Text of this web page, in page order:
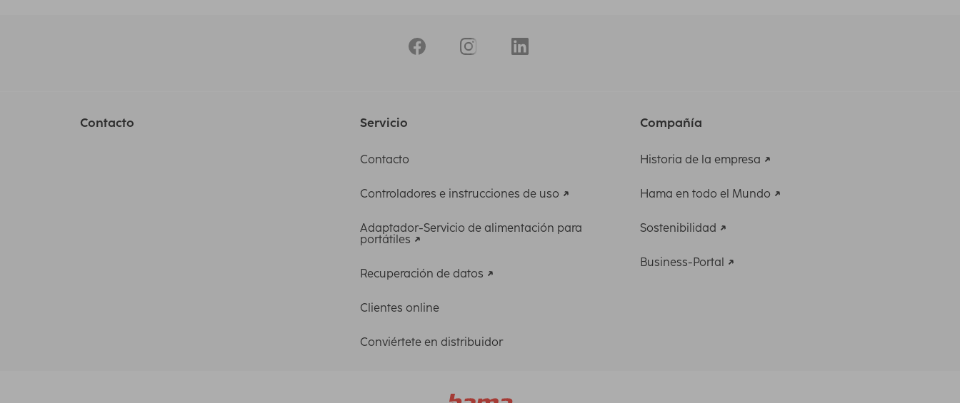
Contacto Servicio
Contacto
Controladores e instrucciones de uso
Adaptador-Servicio de alimentación para
portátiles
Recuperación de datos
Clientes online
Conviértete en distribuidor
Compañía
Historia de la empresa
Hama en todo el Mundo
Sostenibilidad
Business-Portal